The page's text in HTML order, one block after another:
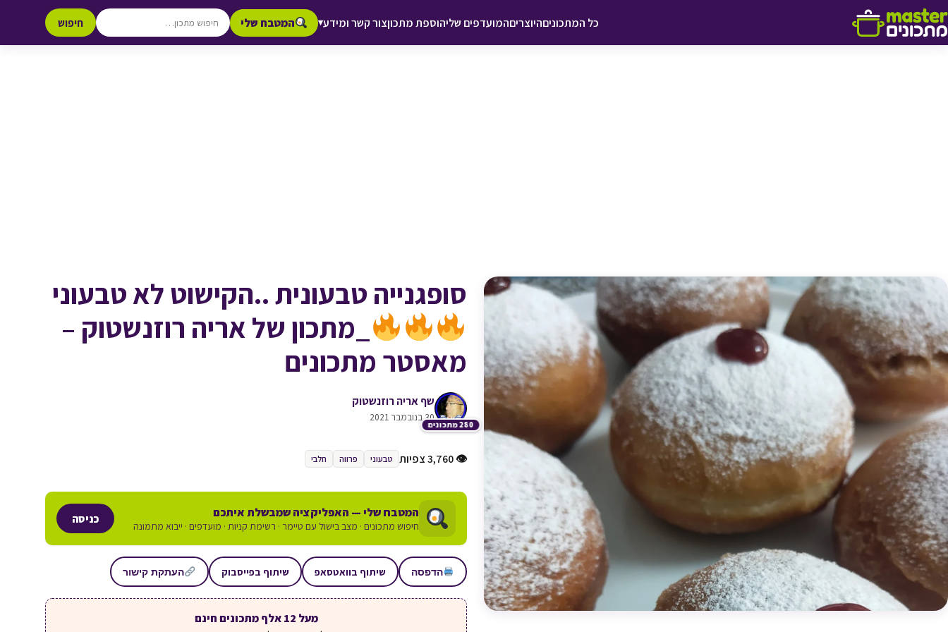
דלג לתוכן
כל המתכוניםהיוצריםהמועדפים שליהוספת מתכוןצור קשר ומידע▾ המטבח שלי חיפוש
סופגנייה טבעונית ..הקישוט לא טבעוני
_מתכון של אריה רוזנשטוק –
מאסטר מתכונים
280 מתכונים
שף אריה רוזנשטוק
30 בנובמבר 2021
♥ הוספה
👁 3,760 צפיות טבעוני פרווה חלבי
המטבח שלי — האפליקציה שמבשלת איתכם
חיפוש מתכונים · מצב בישול עם טיימר · רשימת קניות · מועדפים · ייבוא מתמונה
כניסה
הדפסה שיתוף בוואטסאפ שיתוף בפייסבוק העתקת קישור
מעל 12 אלף מתכונים חינם